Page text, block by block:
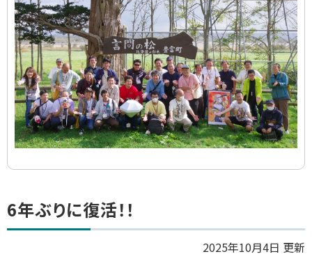
ド
集
ト
ッ
6年ぶりに復活！！
2025年10月4日 更新